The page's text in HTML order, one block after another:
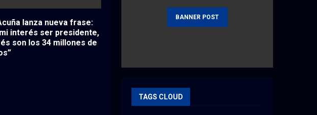
lanza nueva frase:
interés ser presidente,
son los 34 millones de
BANNER POST
TAGS CLOUD